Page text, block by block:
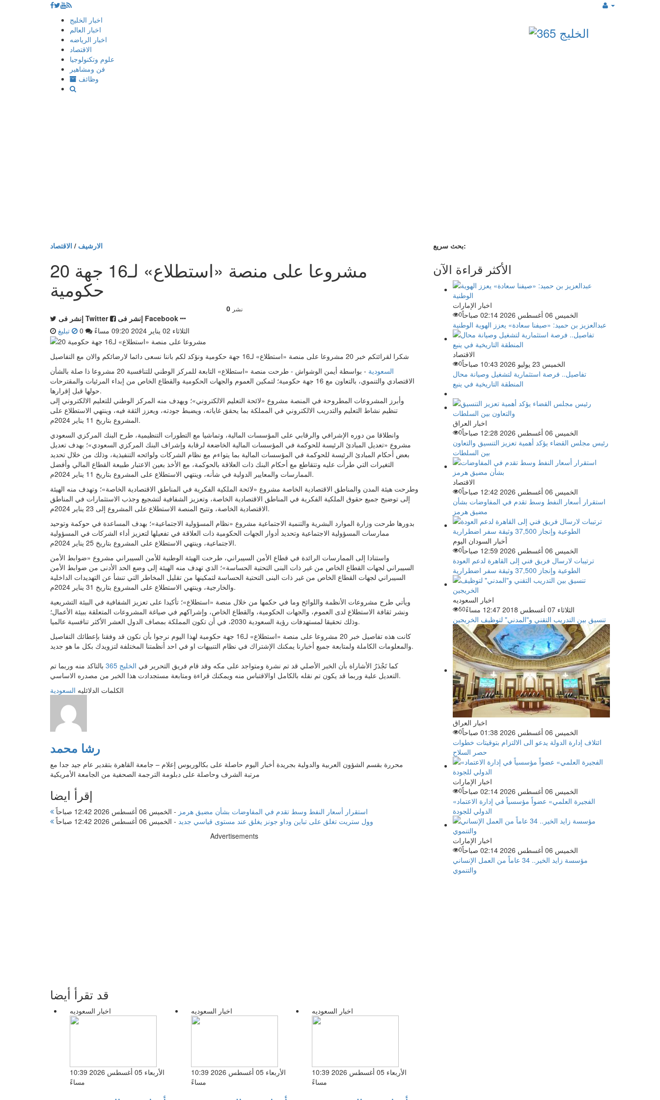
إذهب
المحتوى
اخبار الخليج
اخبار العالم
اخبار الرياضه
الاقتصاد
علوم وتكنولوجيا
فن ومشاهير
وظائف
الارشيف / الاقتصاد
20 مشروعا على منصة «استطلاع» لـ16 جهة
حكومية
0 نشر
إنشر فى Twitter
إنشر فى Facebook
الثلاثاء 02 يناير 2024 09:20 مساءً
تبليغ
شكرا لقرائتكم خبر 20 مشروعا على منصة «استطلاع» لـ16 جهة حكومية ونؤكد لكم باننا نسعى دائما لارضائكم والان مع التفاصيل
السعودية
- بواسطة أيمن الوشواش - طرحت منصة «استطلاع» التابعة للمركز الوطني للتنافسية 20 مشروعا ذا صلة بالشأن
الاقتصادي والتنموي، بالتعاون مع 16 جهة حكومية؛ لتمكين العموم والجهات الحكومية والقطاع الخاص من إبداء المرئيات والمقترحات
حولها قبل إقرارها.
وأبرز المشروعات المطروحة في المنصة مشروع «لائحة التعليم الالكتروني»؛ ويهدف منه المركز الوطني للتعليم الالكتروني إلى
تنظيم نشاط التعليم والتدريب الالكتروني في المملكة بما يحقق غاياته، ويضبط جودته، ويعزز الثقة فيه، وينتهي الاستطلاع على
المشروع بتاريخ 11 يناير 2024م.
وانطلاقا من دوره الإشرافي والرقابي على المؤسسات المالية، وتماشيا مع التطورات التنظيمية، طرح البنك المركزي السعودي
مشروع «تعديل المبادئ الرئيسة للحوكمة في المؤسسات المالية الخاضعة لرقابة وإشراف البنك المركزي السعودي»؛ بهدف تعديل
بعض أحكام المبادئ الرئيسة للحوكمة في المؤسسات المالية بما يتواءم مع نظام الشركات ولوائحه التنفيذية، وذلك من خلال تحديد
التغيرات التي طرأت عليه وتتقاطع مع أحكام البنك ذات العلاقة بالحوكمة، مع الأخذ بعين الاعتبار طبيعة القطاع المالي وأفضل
الممارسات والمعايير الدولية في شأنه، وينتهي الاستطلاع على المشروع بتاريخ 11 يناير 2024م.
وطرحت هيئة المدن والمناطق الاقتصادية الخاصة مشروع «لائحة الملكية الفكرية في المناطق الاقتصادية الخاصة»؛ وتهدف منه الهيئة
إلى توضيح جميع حقوق الملكية الفكرية في المناطق الاقتصادية الخاصة، وتعزيز الشفافية لتشجيع وجذب الاستثمارات في المناطق
الاقتصادية الخاصة، وتتيح المنصة الاستطلاع على المشروع إلى 23 يناير 2024م.
بدورها طرحت وزارة الموارد البشرية والتنمية الاجتماعية مشروع «نظام المسؤولية الاجتماعية»؛ بهدف المساعدة في حوكمة وتوحيد
ممارسات المسؤولية الاجتماعية وتحديد أدوار الجهات الحكومية ذات العلاقة في تفعيلها لتعزيز أداء الشركات في المسؤولية
الاجتماعية، وينتهي الاستطلاع على المشروع بتاريخ 25 يناير 2024م.
واستنادا إلى الممارسات الرائدة في قطاع الأمن السيبراني، طرحت الهيئة الوطنية للأمن السيبراني مشروع «ضوابط الأمن
السيبراني لجهات القطاع الخاص من غير ذات البنى التحتية الحساسة»؛ الذي تهدف منه الهيئة إلى وضع الحد الأدنى من ضوابط الأمن
السيبراني لجهات القطاع الخاص من غير ذات البنى التحتية الحساسة لتمكينها من تقليل المخاطر التي تنشأ عن التهديدات الداخلية
والخارجية، وينتهي الاستطلاع على المشروع بتاريخ 31 يناير 2024م.
ويأتي طرح مشروعات الأنظمة واللوائح وما في حكمها من خلال منصة «استطلاع»؛ تأكيدا على تعزيز الشفافية في البيئة التشريعية
ونشر ثقافة الاستطلاع لدى العموم، والجهات الحكومية، والقطاع الخاص، وإشراكهم في صياغة المشروعات المتعلقة ببيئة الأعمال؛
وذلك تحقيقا لمستهدفات رؤية السعودية 2030، في أن تكون المملكة بمصاف الدول العشر الأكثر تنافسية عالميا.
كانت هذه تفاصيل خبر 20 مشروعا على منصة «استطلاع» لـ16 جهة حكومية لهذا اليوم نرجوا بأن نكون قد وفقنا بإعطائك التفاصيل
والمعلومات الكاملة ولمتابعة جميع أخبارنا يمكنك الإشتراك في نظام التنبيهات او في احد أنظمتنا المختلفة لتزويدك بكل ما هو جديد.
كما تَجْدَرُ الأشاراة بأن الخبر الأصلي قد تم نشرة ومتواجد على مكه وقد قام فريق التحرير في الخليج 365
بالتاكد منه وربما تم
التعديل علية وربما قد يكون تم نقله بالكامل اوالاقتباس منه ويمكنك قراءة ومتابعة مستجدادت هذا الخبر من مصدره الاساسي.
الكلمات الدلائليه السعودية
رشا محمد
محررة بقسم الشؤون العربية والدولية بجريدة أخبار اليوم حاصلة على بكالوريوس إعلام – جامعة القاهرة بتقدير عام جيد جدا مع
مرتبة الشرف وحاصلة على دبلومة الترجمة الصحفية من الجامعة الأمريكية
إقرأ ايضا
استقرار أسعار النفط وسط تقدم في المفاوضات بشأن مضيق هرمز - الخميس 06 أغسطس 2026 12:42 صباحاً
وول ستريت تغلق على تباين وداو جونز يغلق عند مستوى قياسي جديد - الخميس 06 أغسطس 2026 12:42 صباحاً
Advertisements
قد تقرأ أيضا
اخبار السعوديه
الأربعاء 05 أغسطس 2026 10:39
مساءً
اخبار السعوديه
الأربعاء 05 أغسطس 2026 10:39
مساءً
اخبار السعوديه
الأربعاء 05 أغسطس 2026 10:39
مساءً
بحث سريع:
الأكثر قراءة الآن
اخبار الإمارات
الخميس 06 أغسطس 2026 02:14 صباحاً
0
عبدالعزيز بن حميد: «صيفنا سعادة» يعزز الهوية الوطنية
الاقتصاد
الخميس 23 يوليو 2026 10:43 صباحاً
0
تفاصيل.. فرصة استثمارية لتشغيل وصيانة محال
المنطقة التاريخية في ينبع
اخبار العراق
الخميس 06 أغسطس 2026 12:28 صباحاً
0
رئيس مجلس القضاء يؤكد أهمية تعزيز التنسيق والتعاون
بين السلطات
الاقتصاد
الخميس 06 أغسطس 2026 12:42 صباحاً
0
استقرار أسعار النفط وسط تقدم في المفاوضات بشأن
مضيق هرمز
أخبار السودان اليوم
الخميس 06 أغسطس 2026 12:59 صباحاً
0
ترتيبات لارسال فريق فني إلى القاهرة لدعم العودة
الطوعية وإنجاز 37,500 وثيقة سفر اضطرارية
اخبار السعوديه
الثلاثاء 07 أغسطس 2018 12:47 مساءً
50
تنسيق بين التدريب التقني و"المدني" لتوظيف الخريجين
اخبار العراق
الخميس 06 أغسطس 2026 01:38 صباحاً
0
ائتلاف إدارة الدولة يدعو الى الالتزام بتوقيتات خطوات
حصر السلاح
اخبار الإمارات
الخميس 06 أغسطس 2026 02:14 صباحاً
0
«الفجيرة العلمي» عضواً مؤسسياً في إدارة الاعتماد
الدولي للجودة
اخبار الإمارات
الخميس 06 أغسطس 2026 02:14 صباحاً
0
مؤسسة زايد الخير.. 34 عاماً من العمل الإنساني
والتنموي